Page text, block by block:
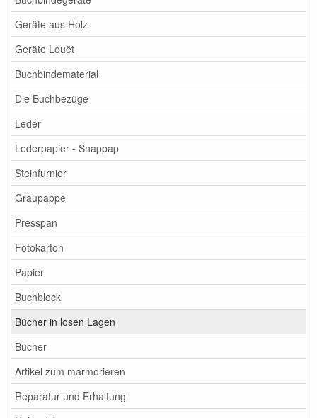
Geräte aus Holz
Geräte Louët
Buchbindematerial
Die Buchbezüge
Leder
Lederpapier - Snappap
Steinfurnier
Graupappe
Presspan
Fotokarton
Papier
Buchblock
Bücher in losen Lagen
Bücher
Artikel zum marmorieren
Reparatur und Erhaltung